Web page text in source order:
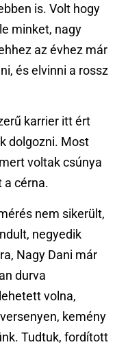
is. Volt hogy
minket, nagy
az évhez már
és elvinni a rossz
karrier itt ért
dolgozni. Most
voltak csúnya
a cérna.
nem sikerült,
negyedik
Nagy Dani már
durva
volna,
kemény
Tudtuk, fordított